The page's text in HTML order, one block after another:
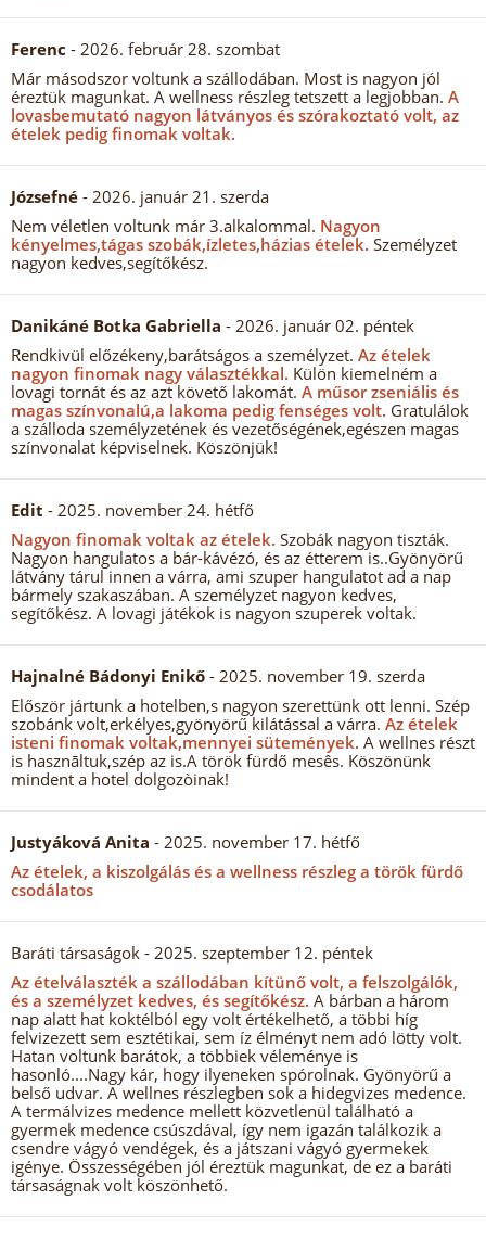
Ferenc - 2026. február 28. szombat
Már másodszor voltunk a szállodában. Most is nagyon jól
éreztük magunkat. A wellness részleg tetszett a legjobban. A
lovasbemutató nagyon látványos és szórakoztató volt, az
ételek pedig finomak voltak.
Józsefné - 2026. január 21. szerda
Nem véletlen voltunk már 3.alkalommal. Nagyon
kényelmes,tágas szobák,ízletes,házias ételek. Személyzet
nagyon kedves,segítőkész.
Danikáné Botka Gabriella - 2026. január 02. péntek
Rendkivül előzékeny,barátságos a személyzet. Az ételek
nagyon finomak nagy választékkal. Külön kiemelném a
lovagi tornát és az azt követő lakomát. A műsor zseniális és
magas színvonalú,a lakoma pedig fenséges volt. Gratulálok
a szálloda személyzetének és vezetőségének,egészen magas
színvonalat képviselnek. Köszönjük!
Edit - 2025. november 24. hétfő
Nagyon finomak voltak az ételek. Szobák nagyon tiszták.
Nagyon hangulatos a bár-kávézó, és az étterem is..Gyönyörű
látvány tárul innen a várra, ami szuper hangulatot ad a nap
bármely szakaszában. A személyzet nagyon kedves,
segítőkész. A lovagi játékok is nagyon szuperek voltak.
Hajnalné Bádonyi Enikő - 2025. november 19. szerda
Először jártunk a hotelben,s nagyon szerettünk ott lenni. Szép
szobánk volt,erkélyes,gyönyörű kilátással a várra. Az ételek
isteni finomak voltak,mennyei sütemények. A wellnes részt
is hasznāltuk,szép az is.A török fürdő mesês. Köszönünk
mindent a hotel dolgozòinak!
Justyáková Anita - 2025. november 17. hétfő
Az ételek, a kiszolgálás és a wellness részleg a török fürdő
csodálatos
Baráti társaságok - 2025. szeptember 12. péntek
Az ételválaszték a szállodában kítünő volt, a felszolgálók,
és a személyzet kedves, és segítőkész. A bárban a három
nap alatt hat koktélból egy volt értékelhető, a többi híg
felvizezett sem esztétikai, sem íz élményt nem adó lötty volt.
Hatan voltunk barátok, a többiek véleménye is
hasonló....Nagy kár, hogy ilyeneken spórolnak. Gyönyörű a
belső udvar. A wellnes részlegben sok a hidegvizes medence.
A termálvizes medence mellett közvetlenül található a
gyermek medence csúszdával, így nem igazán találkozik a
csendre vágyó vendégek, és a játszani vágyó gyermekek
igénye. Összességében jól éreztük magunkat, de ez a baráti
társaságnak volt köszönhető.